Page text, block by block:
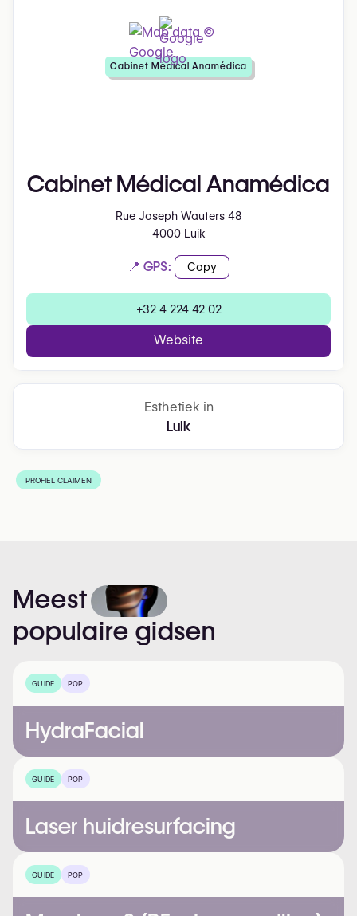
Cabinet Médical Anamédica
Rue Joseph Wauters 48
4000 Luik
📍 GPS: Copy
+32 4 224 42 02
Website
Cabinet Médical Anamédica
Esthetiek in
Luik
PROFIEL CLAIMEN
Meest
populaire gidsen
GUIDE POP
HydraFacial
GUIDE POP
Laser huidresurfacing
GUIDE POP